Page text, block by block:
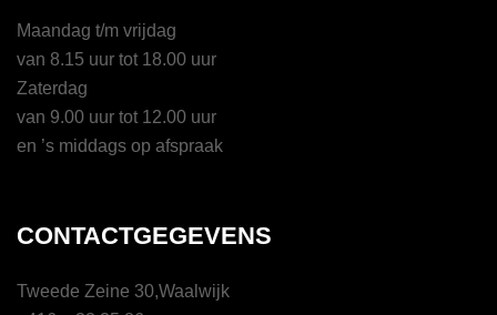
Maandag t/m vrijdag
van 8.15 uur tot 18.00 uur
Zaterdag
van 9.00 uur tot 12.00 uur
en ’s middags op afspraak
CONTACTGEGEVENS
Tweede Zeine 30,Waalwijk